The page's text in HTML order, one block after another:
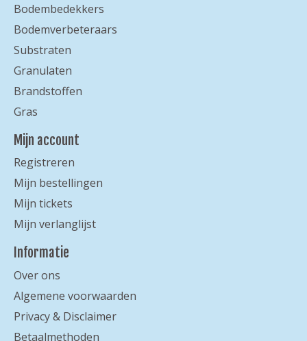
Bodembedekkers
Bodemverbeteraars
Substraten
Granulaten
Brandstoffen
Gras
Mijn account
Registreren
Mijn bestellingen
Mijn tickets
Mijn verlanglijst
Informatie
Over ons
Algemene voorwaarden
Privacy & Disclaimer
Betaalmethoden